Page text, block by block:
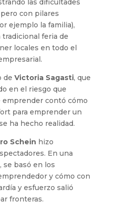
las dificultades
con pilares
ejemplo la familia),
feria de
locales en todo el
de Victoria Sagasti, que
en el riesgo que
contó cómo
para emprender un
ha hecho realidad.
Schein hizo
En una
basó en los
y cómo con
y esfuerzo salió
fronteras.